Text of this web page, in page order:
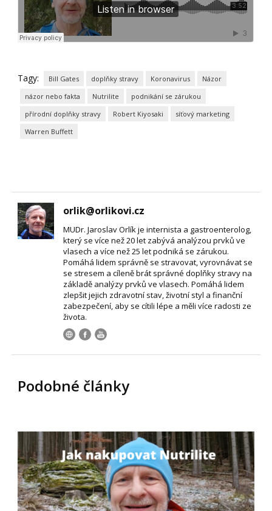
Tagy: Bill Gates doplňky stravy Koronavirus
Názor
názor nebo fakta
Nutrilite
podnikání se zárukou
přírodní doplňky stravy
Robert Kiyosaki
síťový marketing
Warren Buffett
orlik@orlikovi.cz
MUDr. Jaroslav Orlík je internista a gastroenterolog,
který se více než 20 let zabývá analýzou prvků ve
vlasech a více než 25 let podniká se zárukou.
Pomáhá lidem správně se stravovat, vyrovnávat se
se stresem a cíleně brát správné doplňky stravy na
základě analýzy prvků ve vlasech. Pomáhá lidem
zlepšit jejich zdravotní stav, životní styl a finanční
zabezpečení, aby se cítili lépe a měli více radosti ze
života.
Podobné články